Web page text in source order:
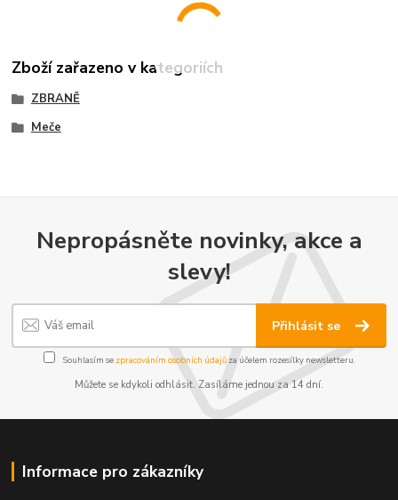
Zboží zařazeno v kategoriích
ZBRANĚ
Meče
Nepropásněte novinky, akce a
slevy!
Přihlásit se
Souhlasím se zpracováním osobních údajůza účelem rozesílky newsletteru.
Můžete se kdykoli odhlásit. Zasíláme jednou za 14 dní.
Informace pro zákazníky